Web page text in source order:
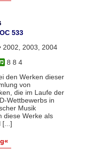
533
2002, 2003, 2004
8 8 4
den Werken dieser
von
die im Laufe der
Wettbewerbs in
Musik
diese Werke als
[...]